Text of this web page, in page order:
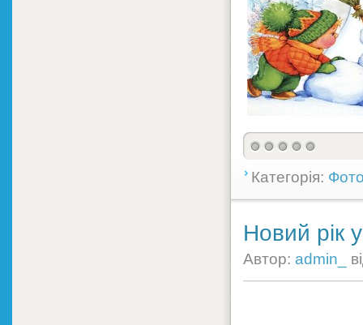
Категорія:
Новий рік
Автор: admin_